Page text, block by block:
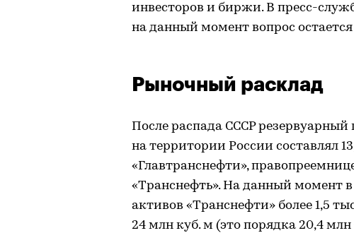
инвесторов и биржи. В пресс-
на данный момент вопрос
Рыночный расклад
После распада СССР
на территории России составлял
«Главтранснефти»,
«Транснефть». На данный момент
активов «Транснефти» более 1,5
24 млн куб. м (это порядка 20,4